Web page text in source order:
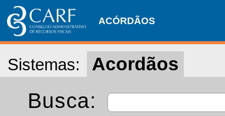
ACÓRDÃOS
Sistemas: Acordãos
Busca: